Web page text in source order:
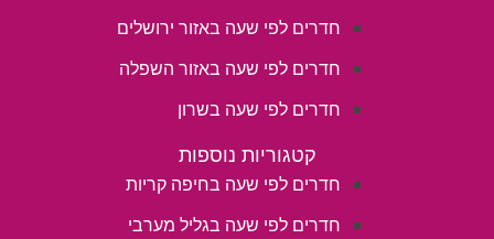
חדרים לפי שעה באזור ירושלים
חדרים לפי שעה באזור השפלה
חדרים לפי שעה בשרון
קטגוריות נוספות
חדרים לפי שעה בחיפה קריות
חדרים לפי שעה בגליל מערבי